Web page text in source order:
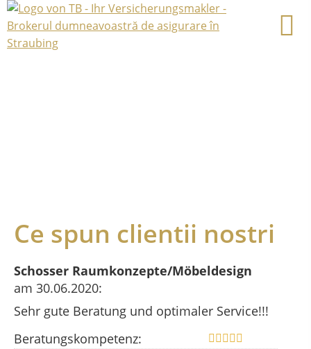
Ce spun clientii nostri
Schosser Raumkonzepte/Möbeldesign
am 30.06.2020:
Sehr gute Beratung und optimaler Service!!!
Beratungskompetenz: